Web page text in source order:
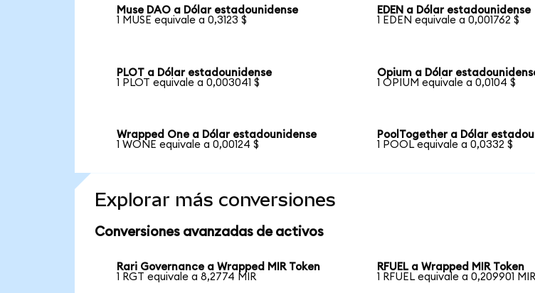
Muse DAO a Dólar estadounidense
1 MUSE equivale a 0,3123 $
EDEN a Dólar estadounidense
1 EDEN equivale a 0,001762 $
PLOT a Dólar estadounidense
1 PLOT equivale a 0,003041 $
Opium a Dólar
1 OPIUM equivale a 0,0104 $
Wrapped One a Dólar estadounidense
1 WONE equivale a 0,00124 $
PoolTogether a Dólar
1 POOL equivale a 0,0332 $
Explorar más conversiones
Conversiones avanzadas de activos
Rari Governance a Wrapped MIR Token
1 RGT equivale a 8,2774 MIR
RFUEL a Wrapped MIR Token
1 RFUEL equivale a 0,209901